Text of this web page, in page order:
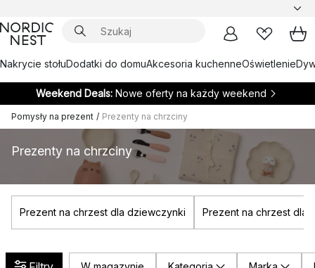
Nakrycie stołuDodatki do domuAkcesoria kuchenneOświetlenie
Weekend Deals: Nowe oferty na każdy weekend
Pomysły na prezent / Prezenty na chrzciny
Prezenty na chrzciny
Prezent na chrzest dla dziewczynki Prezent na chrzest dla